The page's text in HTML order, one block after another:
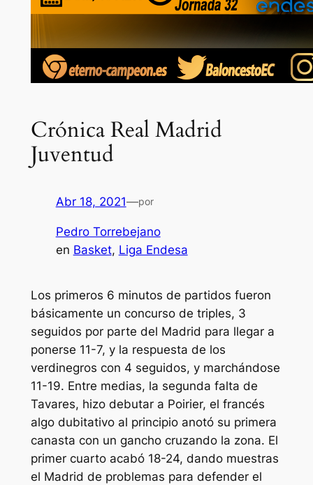
Crónica Real Madrid
Juventud
Abr 18, 2021—por
Pedro Torrebejano
en Basket, Liga Endesa
Los primeros 6 minutos de partidos fueron
básicamente un concurso de triples, 3
seguidos por parte del Madrid para llegar a
ponerse 11-7, y la respuesta de los
verdinegros con 4 seguidos, y marchándose
11-19. Entre medias, la segunda falta de
Tavares, hizo debutar a Poirier, el francés
algo dubitativo al principio anotó su primera
canasta con un gancho cruzando la zona. El
primer cuarto acabó 18-24, dando muestras
el Madrid de problemas para defender el